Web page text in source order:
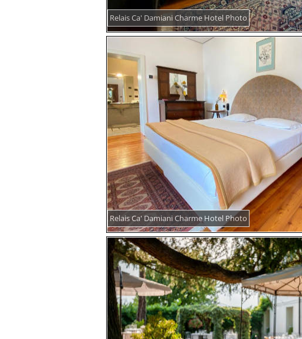
Relais Ca' Damiani Charme Hotel Photo
Relais Ca' Damiani Charme Hotel Photo